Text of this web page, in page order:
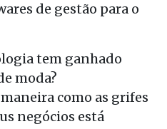
de gestão para o
tem ganhado
moda?
como as grifes
negócios está